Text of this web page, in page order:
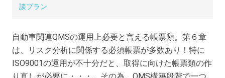
談プラン
自動車関連QMSの運用上必要と言える帳票類。第６章
は、リスク分析に関係する必須帳票が多数あり！特に
ISO9001の運用が不十分だと、取得に向けた帳票類の作